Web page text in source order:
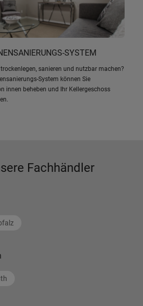
SYSTEM
sanieren und nutzbar machen?
System können Sie
innen beheben und Ihr Kellergeschoss
Fachhändler